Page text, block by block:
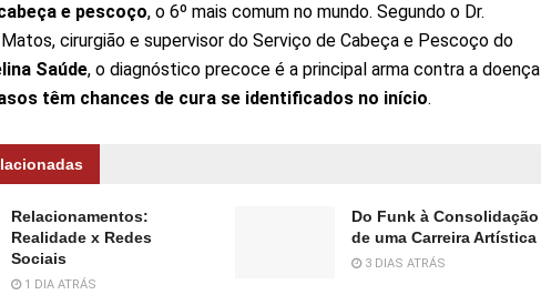
e pescoço, o 6º mais comum no mundo. Segundo o Dr.
cirurgião e supervisor do Serviço de Cabeça e Pescoço do
Saúde, o diagnóstico precoce é a principal arma contra a doença
têm chances de cura se identificados no início.
Relacionamentos:
Realidade x Redes
Sociais
1 DIA ATRÁS
Do Funk à Consolidação
de uma Carreira Artística
3 DIAS ATRÁS